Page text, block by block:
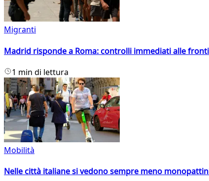
Migranti
Madrid risponde a Roma: controlli immediati alle
1 min di lettura
Mobilità
Nelle città italiane si vedono sempre meno